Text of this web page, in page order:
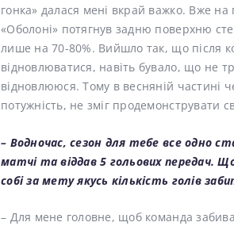
гонка» далася мені вкрай важко. Вже
«Оболоні» потягнув задню поверхню
лише на 70-80%. Вийшло так, що після
відновлюватися, навіть бувало, що не
відновлююся. Тому в весняній частині
потужність, не зміг продемонструвати
– Водночас, сезон для тебе все одно
матчі та віддав 5 гольових передач.
собі за мету якусь кількість голів
– Для мене головне, щоб команда